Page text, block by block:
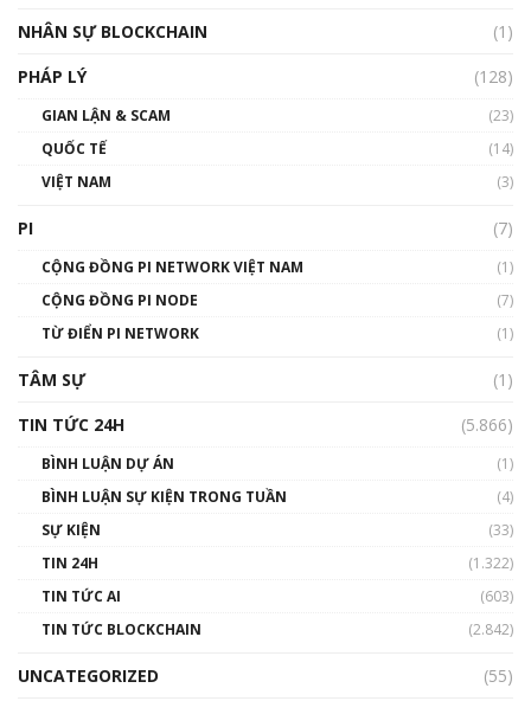
01:32:59
gió ấm
Talkshow 14: MemeCoin – Trò đùa tỷ đô
01:29:26
NHÂN SỰ BLOCKCHAIN
(1)
PHÁP LÝ
(128)
GIAN LẬN & SCAM
(23)
QUỐC TẾ
(14)
VIỆT NAM
(3)
PI (7)
CỘNG ĐỒNG PI NETWORK VIỆT NAM
(1)
CỘNG ĐỒNG PI NODE
(7)
TỪ ĐIỂN PI NETWORK
(1)
TÂM SỰ
(1)
TIN TỨC 24H
(5.866)
BÌNH LUẬN DỰ ÁN
(1)
BÌNH LUẬN SỰ KIỆN TRONG TUẦN
(4)
SỰ KIỆN
(33)
TIN 24H
(1.322)
TIN TỨC AI
(603)
TIN TỨC BLOCKCHAIN
(2.842)
UNCATEGORIZED
(55)